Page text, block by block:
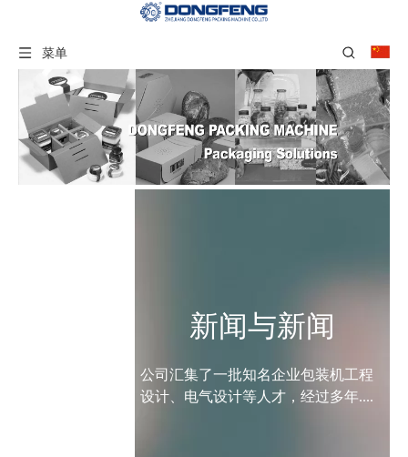
菜单
新闻与新闻
公司汇集了一批知名企业包装机工程
设计、电气设计等人才，经过多年....